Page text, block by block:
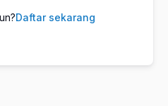
Daftar sekarang